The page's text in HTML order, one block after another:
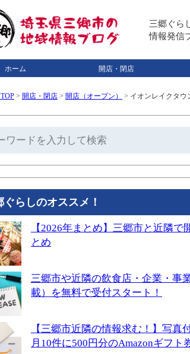
三郷ぐら
情報発信
ホーム 開店・閉店
> 開店・閉店 > 開店（オープン） > イオンレイクタウ
ぐらしのオススメ！
【2026年まとめ】三郷市と近隣
とめ
三郷市や近隣の飲食店・企業・事
載）を無料で受付スタート！
【三郷市近隣の情報求む！】写
月10件に500円分のAmazonギフト